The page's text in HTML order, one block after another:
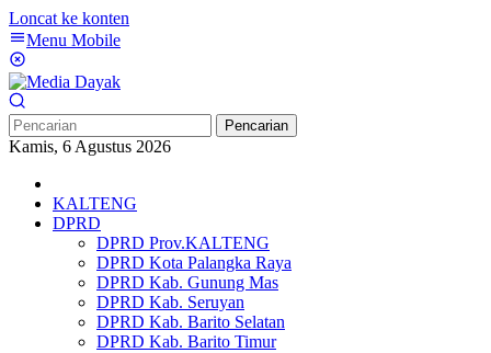
Loncat ke konten
Menu Mobile
Pencarian
Kamis, 6 Agustus 2026
KALTENG
DPRD
DPRD Prov.KALTENG
DPRD Kota Palangka Raya
DPRD Kab. Gunung Mas
DPRD Kab. Seruyan
DPRD Kab. Barito Selatan
DPRD Kab. Barito Timur